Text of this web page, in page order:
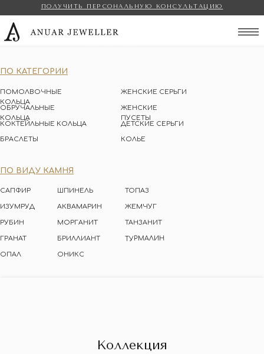
ПОЛУЧИТЬ ПЕРСОНАЛЬНУЮ КОНСУЛЬТАЦИЮ
ПО КАТЕГОРИИ
ПОМОЛВОЧНЫЕ
КОЛЬЦА
ОБРУЧАЛЬНЫЕ
КОЛЬЦА
ЖЕНСКИЕ СЕРЬГИ
КОКТЕЙЛЬНЫЕ КОЛЬЦА
ЖЕНСКИЕ
ПУСЕТЫ
ДЕТСКИЕ СЕРЬГИ
БРАСЛЕТЫ
КОЛЬЕ
ПО ВИДУ КАМНЯ
САПФИР
ИЗУМРУД
ШПИНЕЛЬ
РУБИН
АКВАМАРИН
МОРГАНИТ
ГРАНАТ БРИЛЛИАНТ
ТОПАЗ
ЖЕМЧУГ
ТУРМАЛИН
ТАНЗАНИТ
ОНИКС
ОПАЛ
Коллекция